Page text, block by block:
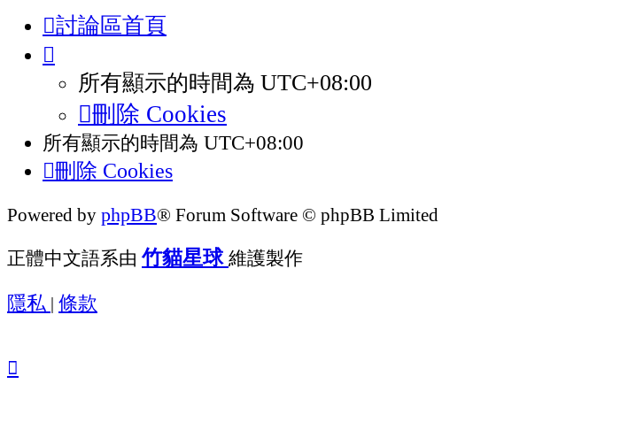
討論區首頁
所有顯示的時間為 UTC+08:00
刪除 Cookies
所有顯示的時間為 UTC+08:00
刪除 Cookies
Powered by phpBB® Forum Software © phpBB Limited
正體中文語系由 竹貓星球 維護製作
隱私 | 條款